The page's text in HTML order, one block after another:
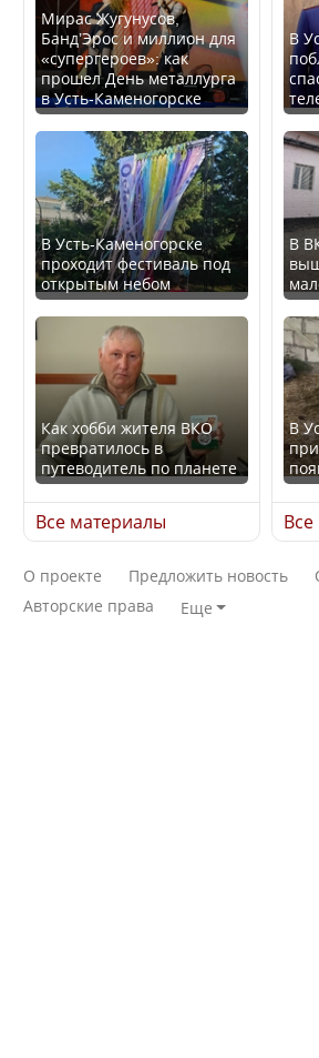
Минтруда назвало
отрасли с самыми
высокими зарплатными
предложениями
Искусственный интеллект
официально включили в
школьную программу
Казахстана
В Казахстане стало
проще получить
направления на
медицинские
обследования
В
Мирас Жугунусов,
Банд’Эрос и миллион для
«супергероев»: как
прошел День металлурга
в Усть-Каменогорске
В Усть-Каменогорске
проходит фестиваль под
открытым небом
Как хобби жителя ВКО
превратилось в
путеводитель по планете
Все материалы
В
В
В
О проекте Предложить новость
Авторские права
Еще